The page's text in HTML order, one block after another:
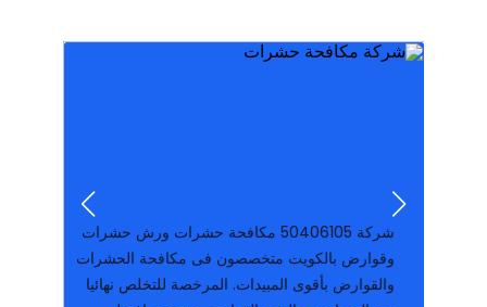
وقوارض بالكويت متخصصون فى مكافحة الحشرات
المبيدات ولدينا موظفون مدربون هات
شركة ‪50406105‬ مكافحة حشرات ورش حشرات
وقوارض بالكويت متخصصون فى مكافحة الحشرات
والقوارض بأقوى المبيدات. المرخصة للتخلص نهائيا